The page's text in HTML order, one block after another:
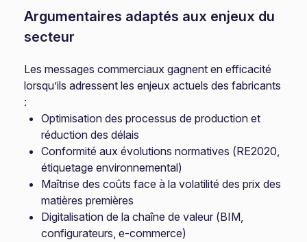
Argumentaires adaptés aux enjeux du
secteur
Les messages commerciaux gagnent en efficacité
lorsqu’ils adressent les enjeux actuels des fabricants
:
Optimisation des processus de production et
réduction des délais
Conformité aux évolutions normatives (RE2020,
étiquetage environnemental)
Maîtrise des coûts face à la volatilité des prix des
matières premières
Digitalisation de la chaîne de valeur (BIM,
configurateurs, e-commerce)